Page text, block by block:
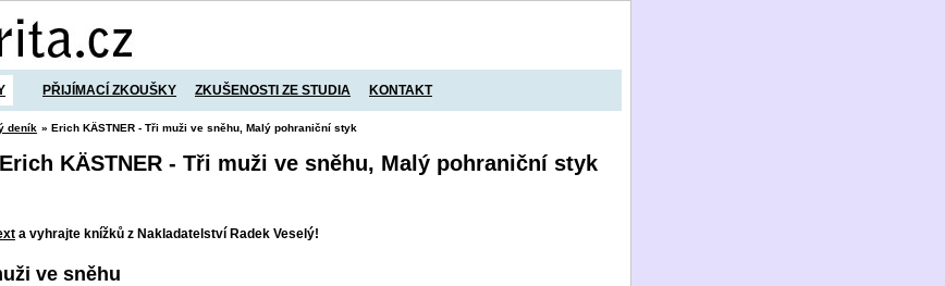
PŘIJÍMACÍ ZKOUŠKY ZKUŠENOSTI ZE STUDIA KONTAKT
deník » Erich KÄSTNER - Tři muži ve sněhu, Malý pohraniční styk
KÄSTNER - Tři muži ve sněhu, Malý pohraniční styk
a vyhrajte knížků z Nakladatelství Radek Veselý!
ve sněhu